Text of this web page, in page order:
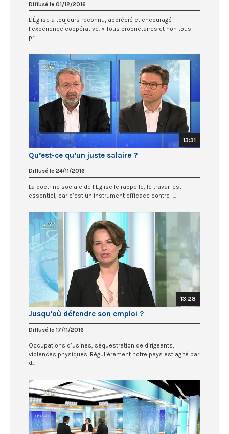
Diffusé le 01/12/2016
L’Église a toujours reconnu, apprécié et encouragé
l’expérience coopérative. « Tous propriétaires et non tous
pr...
13:31
Qu’est-ce qu’un juste salaire ?
Diffusé le 24/11/2016
La doctrine sociale de l’Eglise le rappelle, le travail est
essentiel, car c’est un instrument efficace contre l...
13:28
Jusqu’où défendre son emploi ?
Diffusé le 17/11/2016
Occupations d’usines, séquestration de dirigeants,
violences physiques. Régulièrement notre pays est agité par
d...